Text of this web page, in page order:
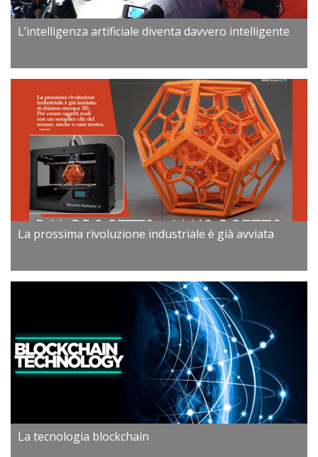
L’intelligenza artificiale diventa davvero intelligente
La prossima rivoluzione industriale è già avviata
La tecnologia blockchain